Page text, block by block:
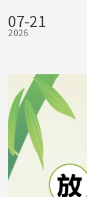
申全体员工送来夏
指导经营发展、安
07-21
2026